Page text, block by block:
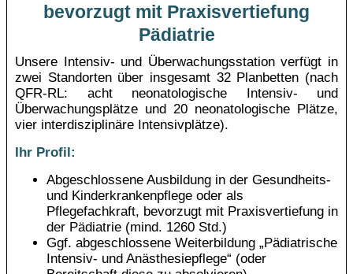
bevorzugt mit Praxisvertiefung
Pädiatrie
Unsere Intensiv- und Überwachungsstation verfügt in
zwei Standorten über insgesamt 32 Planbetten (nach
QFR-RL: acht neonatologische Intensiv- und
Überwachungsplätze und 20 neonatologische Plätze,
vier interdisziplinäre Intensivplätze).
Ihr Profil:
Abgeschlossene Ausbildung in der Gesundheits-
und Kinderkrankenpflege oder als
Pflegefachkraft, bevorzugt mit Praxisvertiefung in
der Pädiatrie (mind. 1260 Std.)
Ggf. abgeschlossene Weiterbildung „Pädiatrische
Intensiv- und Anästhesiepflege“ (oder